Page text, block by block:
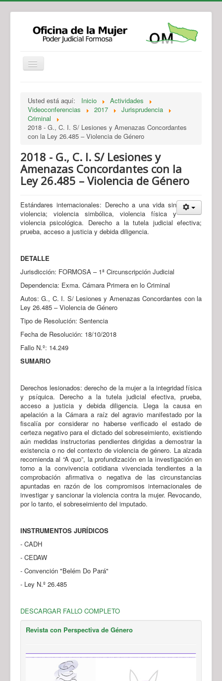
Legislación
Novedades
Recursos y Servicios de Atención
Usted está aquí: Inicio
Actividades
Videoconferencias
2017
Jurisprudencia
Criminal
2018 - G., C. I. S/ Lesiones y Amenazas Concordantes
con la Ley 26.485 – Violencia de Género
2018 - G., C. I. S/ Lesiones y
Amenazas Concordantes con la
Ley 26.485 – Violencia de Género
Estándares internacionales: Derecho a una vida sin
violencia; violencia simbólica, violencia física y
violencia psicológica. Derecho a la tutela judicial efectiva;
prueba, acceso a justicia y debida diligencia.
DETALLE
Jurisdicción: FORMOSA – 1ª Circunscripción Judicial
Dependencia: Exma. Cámara Primera en lo Criminal
Autos: G., C. I. S/ Lesiones y Amenazas Concordantes con la
Ley 26.485 – Violencia de Género
Tipo de Resolución: Sentencia
Fecha de Resolución: 18/10/2018
Fallo N.º: 14.249
SUMARIO
Derechos lesionados: derecho de la mujer a la integridad física
y psíquica. Derecho a la tutela judicial efectiva, prueba,
acceso a justicia y debida diligencia. Llega la causa en
apelación a la Cámara a raíz del agravio manifestado por la
fiscalía por considerar no haberse verificado el estado de
certeza negativo para el dictado del sobreseimiento, existiendo
aún medidas instructorias pendientes dirigidas a demostrar la
existencia o no del contexto de violencia de género. La alzada
recomienda al “A quo”, la profundización en la investigación en
torno a la convivencia cotidiana vivenciada tendientes a la
comprobación afirmativa o negativa de las circunstancias
apuntadas en razón de los compromisos internacionales de
investigar y sancionar la violencia contra la mujer. Revocando,
por lo tanto, el sobreseimiento del imputado.
INSTRUMENTOS JURÍDICOS
- CADH
- CEDAW
- Convención "Belém Do Pará"
- Ley N.º 26.485
DESCARGAR FALLO COMPLETO
Revista con Perspectiva de Género